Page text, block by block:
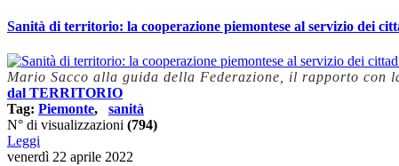
Sanità di territorio: la cooperazione piemontese al servizio dei
Mario Sacco alla guida della Federazione, il rapporto con
dal TERRITORIO
Tag: Piemonte, sanità
N° di visualizzazioni (794)
Leggi
venerdì 22 aprile 2022